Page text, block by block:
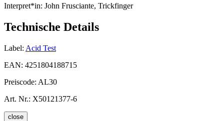
Interpret*in: John Frusciante, Trickfinger
Technische Details
Label: Acid Test
EAN: 4251804188715
Preiscode: AL30
Art. Nr.: X50121377-6
close